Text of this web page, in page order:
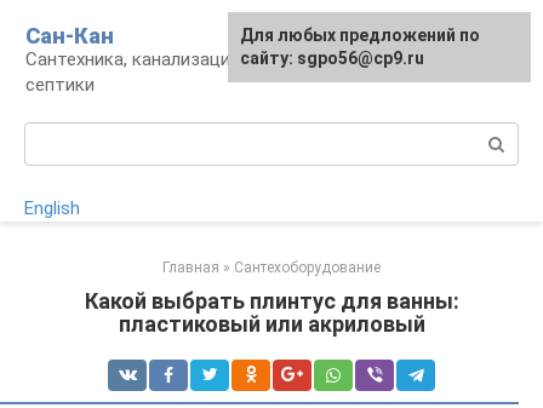
контенту
Сан-Кан
Сантехника, канализация, водопровод,
септики
English
Главная » Сантехоборудование
Какой выбрать плинтус для ванны:
пластиковый или акриловый
Для любых предложений по
сайту: sgpo56@cp9.ru